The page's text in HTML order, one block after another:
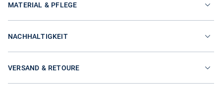
MATERIAL & PFLEGE
NACHHALTIGKEIT
VERSAND & RETOURE